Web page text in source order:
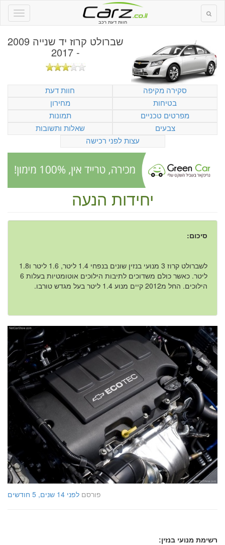
חוות דעת רכב
שברולט קרוז יד שנייה 2009
- 2017
סקירה מקיפה
חוות דעת
בטיחות
מחירון
מפרטים טכניים
תמונות
צבעים
שאלות ותשובות
עצות לפני רכישה
יחידות הנעה
סיכום:
לשברולט קרוז 3 מנועי בנזין שונים בנפחי 1.4 ליטר, 1.6 ליטר ו1.8
ליטר. כאשר כולם משדוכים לתיבות הילוכים אוטומטיות בעלות 6
הילוכים. החל מ2012 קיים מנוע 1.4 ליטר בעל מגדש טורבו.
פורסם לפני 14 שנים, 5 חודשים
רשימת מנועי בנזין: